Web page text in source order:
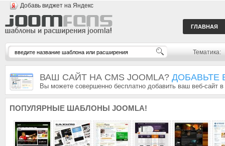
Добавь виджет на Яндекс
ГЛАВНАЯ
Тематика:
ВАШ САЙТ НА CMS JOOMLA? ДОБАВЬТЕ
Вы можете совершенно бесплатно добавить ваш веб-сайт
ПОПУЛЯРНЫЕ ШАБЛОНЫ JOOMLA!